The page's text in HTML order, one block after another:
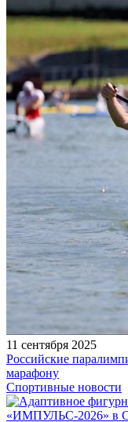
11 сентября 2025
Российские
марафону
Спортивные новости